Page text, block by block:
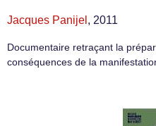
Jacques Panijel , 2011
Documentaire retraçant la
conséquences de la